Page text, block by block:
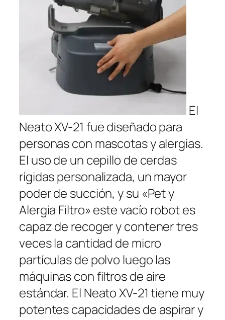
El Neato XV-21 fue diseñado para personas con mascotas y alergias. El uso de un cepillo de cerdas rígidas personalizada, un mayor poder de succión, y su «Pet y Alergia Filtro» este vacío robot es capaz de recoger y contener tres veces la cantidad de micro partículas de polvo luego las máquinas con filtros de aire estándar. El Neato XV-21 tiene muy potentes capacidades de aspirar y de filtración de aire y tiene un valor excepcional para un robot en este precio range.Easily personalizada para limpiar cualquier habitación de la casa, se explorará la sala y comenzar la limpieza en una estructura de ida y vuelta patrón igual de un tiempo humano ajustando automáticamente desde alfombras a los pisos duros. Equipado con su propio integrado en el «Posicionamiento Room Tecnología», el robot aspiradora utiliza un láser infrarrojo para ver realmente lo que está en la habitación y luego asignar en consecuencia. El sistema RPS mapas con precisión dónde limpiar y obstáculos que deben evitarse – en constante actualización y reasignación, según sea necesario. Te encantará la papelera de la suciedad sin bolsa – es muy fácil de retirar, vaciar y volver a poner pulg No hay bolsas sucias que tratar, se trata de una máquina potente y ahora es uno de los más vendidos en el mercado hoy. «El Neato XV-21 está disponible en la actualidad en el 15% sobre el precio de venta al por menor con el envío libre!» Haga clic en este enlace para aprovechar este gran descuento! Neato Robotics XV-12 vacío automático Cleaner Neato XV-12 Este nuevo modelo de la gente en Neato está todo listo para limpiar y el vacío casi todos los pisos de su en su casa. Utilizando la misma tecnología «Posicionamiento de habitaciones» que se encuentra en el XV-21, este robot se verá en su entorno y crear mapas exteremly precisos de toda la sala, incluyendo puertas, muebles u otros obstáculos que puede ver. Si su mascota entra en la habitación, no hay problema … el Neato XV-12 se actualizará es patrón de navegación para acomodar. Cuenta con un sistema de vacío de gran alcance capaz de eliminar la suciedad incrustada y pelo de mascotas en su cubo de basura de gran tamaño «sin bolsa» extraíble para facilitar el vaciado. Otras características interesantes incluyen el ajuste de suelo de moqueta de madera dura o azulejo automática, limpia debajo y alrededor de los muebles con su sistema de mapeo guiado por láser, y vuelve automáticamente a su base para recargar. Puede ser programado para realizarse limpiezas automáticas de hasta una semana de antelación, con su cómoda interfaz touch-pad. Si usted no necesita las alergeno que contiene filtros de aire esta es una buena compra por menos de $ 300,00. «Este artículo está disponible en la actualidad en el 15% sobre el precio de venta al por menor con el envío libre!» Haga clic en este enlace para aprovechar este gran descuento! Infinuvo CleanMate QQ-2 BASIC Robotic Vacuum Cleaner infinuvo CleanMate qq-2El Infinuvo CleanMate QQ-2 es el robot más barato que he revisado. A pesar de que carece de una base de operaciones de recarga automática y algunas de las otras características avanzadas que se encuentran en los modelos más caros que sigue siendo un gran vacío robótico menos de $ 150.00. Será barrer y aspirar debajo de muebles, camas, en las esquinas y otras áreas difíciles de limpiar completamente en piloto automático. El sistema de vacío es lo suficientemente potente como para recoger la suciedad, pelo de mascotas y el polvo con una eficiencia impresionante para un robot un precio tan bajo. En comparación con otros modelos de la QQ-2 tiene una luz UV en la placa que identifica y desinfecta, ya que limpia, matando gérmenes, bacterias y alergias que causan los contaminantes. Una gran característica para cualquier persona con alergias. El robot tiene sensores de detección automática del acantilado que le permiten evitar con seguridad desniveles y escaleras. La vida media de la batería mientras pasa la aspiradora es de unos 80 minutos con la batería que requiere 3 horas para una recarga completa. Si no te importa un poco menos de automatización, la CleanMate es un gran valor y una buena aspiradora por el precio. «Este artículo está disponible en la actualidad en el 30% sobre el precio de venta al por menor con el envío libre!» Fundamentos aspiradora robótica Aspiradoras robóticas están diseñados para recoger la suciedad y los escombros completamente en piloto automático sin ninguna intervención humana. Estos dispositivos funcionan con baterías recargables y son cuadrados o de forma redonda y sorprendentemente pequeño por lo que hacen. Aunque usted todavía necesita una máquina aspiradora para escaleras y de limpieza profunda ocasional, las aspiradoras robot son totalmente capaces de limpiar debajo de los muebles, bordes de la pared y las esquinas. Los modelos de hoy tienen la capacidad de navegar alrededor de la gente, las mascotas y el desorden aleatorio. Pueden ser programados para evitar desniveles, no se enredan en los cables eléctricos, e incluso se les puede enseñar a parar en una frontera invisible que se defina. Pero eso no es todo … aspiradoras robóticas de hoy son capaces de muelle propio y recargar a sí mismos antes de salir de nuevo para limpiar en cualquier intervalo de tiempo que le gustaría. Espacio para la navegación habitación no es problema para algunos modelos, y los controles avanzados de la almohadilla de contacto que sea fácil de instalar y trabajar mientras se le notifica cuando la bolsa está llena de retención. Sin embargo, para aquellos de nosotros que sufren de alergias estos pequeños ayudantes valen su peso en oro. Por pasar la aspiradora y limpiar todo el día los contaminantes del aire se reducen drásticamente haciendo una gran diferencia en la calidad de vida para cualquier persona con problemas de alergias severas. Limpia automáticamente pisos de suciedad, polvo y pelo de mascotas reviewsWho robot aspiradora hubiera pensado que la automatización de las tareas del hogar sería tan asequible y fácil de usar. No sólo su nuevo ayudante robótico expertamente aspirar las alfombras, se explorará la sala de primera y de forma inteligente identificar los obstáculos, escaleras, desniveles, muebles o cualquier otra cosa (como niños o mascotas), ya que crea su propio mapa de la habitación antes de ir a trabajar. Agregar a los muros virtuales pre-programados establecidos por pulsar unos cuantos botones y su robot leal estará feliz de ir de una habitación a la limpieza de sus pisos. Pero eso no es todo tu pequeño robot puede hacer. Dependiendo del modelo que usted compra, enviará los restos a través de un filtro de aire HEPA especialmente diseñada, ya que limpia, dejando el aire detrás de él fresco y libre de polvo. Será sin esfuerzo limpiar todos aquellos lugares de difícil acceso, ya que va debajo de tu cama y otros muebles de la habitación. Usando su cepillo barredora giratoria que se pone en las esquinas ya lo largo del borde de la pared también. Su nueva aspiradora robot seguirá cualquier horario desea, siete días a la semana, de noche o de día … y cuando termina se vuelve a su base de operaciones en el que se recargará automáticamente antes de su próxima reunión programada. Por supuesto que no todos los modelos tendrá todas estas características, pero creo que te haces una idea. Tener un ayudante robótico sin duda puede hacer su vida mucho más fácil, mientras que la creación de un entorno más limpio y libre de alérgenos para usted y sus hijos. Echa un vistazo a mi lista de características y consideraciones que le ayudarán a seleccionar el mejor robot aspirador para su casa u oficina. ¿Será un vacío Robot reemplazar mi aspiradora regular? No, usted todavía tiene que utilizar el otro vacío de vez en cuando. En primer lugar, el robot fieles no pueden hacer las escaleras, así que usted todavía necesita otro vacío para eso. Se necesitará un vacío más grande en tiempos de profundas zonas de alto tráfico limpias, derrames o cualquier otro lugar que está muy sucio. Una vez dicho esto, el robot todavía lo hacen la mayor parte del trabajo pesado con regularidad la limpieza debajo de los muebles, filtrando el polvo y la eliminación de pelo de las mascotas en una base diaria. ¿Puede el sistema de limpieza de recoger la suciedad y el pelo del animal doméstico? No todas las aspiradoras robóticas tienen el poder para recoger la suciedad pesada o impactado y pelo de mascotas. Las mejores unidades tendrán una combinación de pequeñas barredoras de cepillo con un fuerte flujo de aire y poder chupar impulsado para soltar y recoger los escombros a su paso por el suelo. Algunos modelos de menor precio actúan más como una escoba y recogedor y no son eficaces en la recogida y recopilación de grandes cantidades de suciedad, el polvo y el pelo. Las tecnologías y los sistemas utilizados por los fabricantes de robots pueden variar de una marca a otra por lo que es difícil dar las especificaciones establecidas para lo que define a un buen sistema de vacío. Las marcas Roomba y Neato son apuestas seguras para un sistema de limpieza de calidad con cientos de comentarios de los clientes positivos en Amazon. Es El Exploratorio Comportamiento adecuado para usted? aspiradora robótica mappingThe mejores aspiradores robot tendrán software avanzado y sensores láser para la navegación eficiente y la cobertura de una limpieza a fondo. Idealmente, usted quiere que su robot para aspirar cada parte de su casa varias veces, evitando escaleras (protección acantilado), la limpieza alrededor de los muebles, debajo de las camas y sofás, por las paredes, y alrededor de las cortinas o bordes de la cama. Debe ser capaz de evitar los cables o el desorden, la suciedad localizar (modelos Roomba Dirt Detect tienen Technology), y limpiar todo el piso en un patrón preciso de ida y vuelta como si estuviera aspirando usted mismo. Algunos modelos pueden ser programados para moverse de una habitación a otra, mientras que otros serán limitados y pueden necesitar reposicionar